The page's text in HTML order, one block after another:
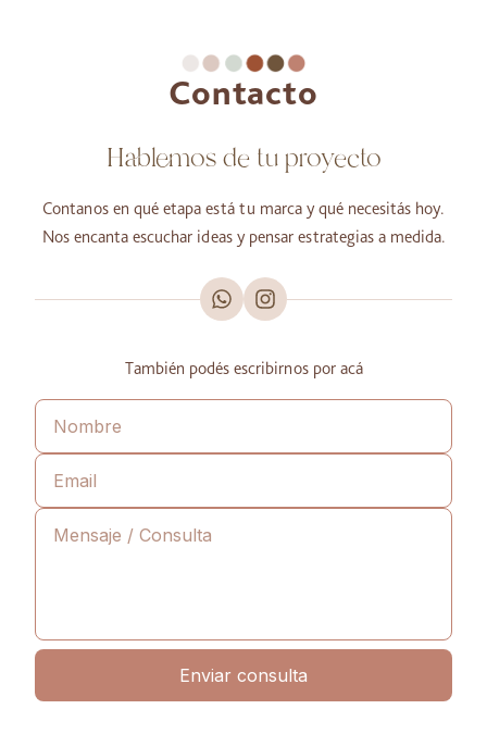
Contacto
Hablemos de tu proyecto
Contanos en qué etapa está tu marca y qué necesitás hoy.
Nos encanta escuchar ideas y pensar estrategias a medida.
También podés escribirnos por acá
Enviar consulta